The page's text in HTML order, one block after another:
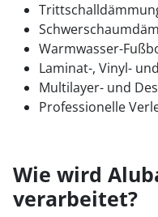
Warmwasser-
Laminat-, Vinyl-
Multilayer- und
Professionelle
Wie wird
verarbeitet?